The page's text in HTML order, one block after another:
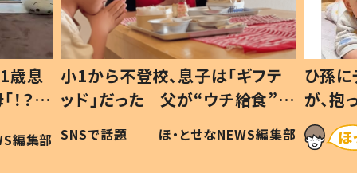
歳息
？」
編集部
小1から不登校、息子は「ギフテ
ッド」だった 父が“ウチ給食”を
作り続ける理由とは #令和の親
#令和の子
SNSで話題 ほ・とせなNEWS編集部
ひ孫
が、
「涙が
い」